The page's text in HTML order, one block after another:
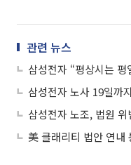
관련 뉴스
삼성전자 노사 19일